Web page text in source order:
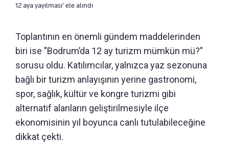
12 aya yayılması' ele alındı
Toplantının en önemli gündem maddelerinden
biri ise "Bodrum’da 12 ay turizm mümkün mü?"
sorusu oldu. Katılımcılar, yalnızca yaz sezonuna
bağlı bir turizm anlayışının yerine gastronomi,
spor, sağlık, kültür ve kongre turizmi gibi
alternatif alanların geliştirilmesiyle ilçe
ekonomisinin yıl boyunca canlı tutulabileceğine
dikkat çekti.